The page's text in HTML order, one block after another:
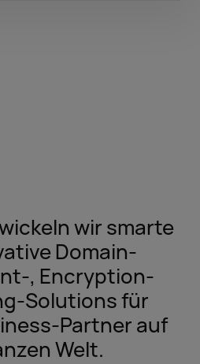
wir smarte
Domain-
, Encryption-
Solutions für
Partner auf
Welt.